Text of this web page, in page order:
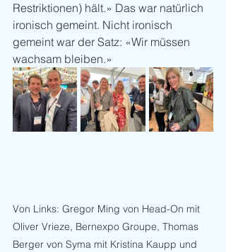
Restriktionen) hält.» Das war natürlich
ironisch gemeint. Nicht ironisch
gemeint war der Satz: «Wir müssen
wachsam bleiben.»
Von Links: Gregor Ming von Head-On mit
Oliver Vrieze, Bernexpo Groupe, Thomas
Berger von Syma mit Kristina Kaupp und